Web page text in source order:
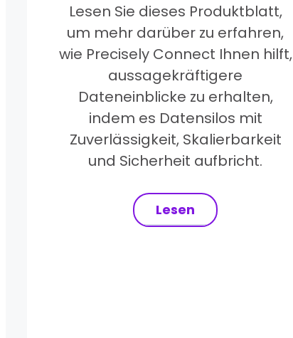
Lesen Sie dieses Produktblatt,
um mehr darüber zu erfahren,
wie Precisely Connect Ihnen hilft,
aussagekräftigere
Dateneinblicke zu erhalten,
indem es Datensilos mit
Zuverlässigkeit, Skalierbarkeit
und Sicherheit aufbricht.
Lesen